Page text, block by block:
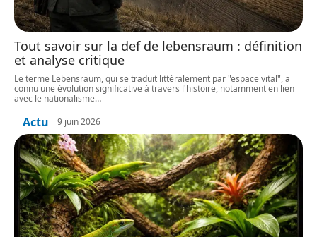
Tout savoir sur la def de lebensraum : définition
et analyse critique
Le terme Lebensraum, qui se traduit littéralement par "espace vital", a
connu une évolution significative à travers l'histoire, notamment en lien
avec le nationalisme…
Actu 9 juin 2026